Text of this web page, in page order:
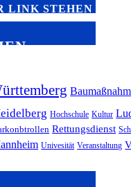
LINK STEHEN
Hochschule Kultur
Rettungsdienst
Univesität Veranstaltung